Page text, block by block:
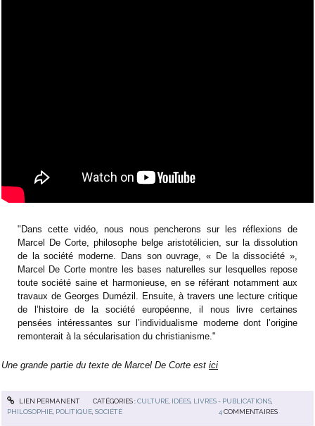
"Dans cette vidéo, nous nous pencherons sur les réflexions de
Marcel De Corte, philosophe belge aristotélicien, sur la dissolution
de la société moderne. Dans son ouvrage, « De la dissociété »,
Marcel De Corte montre les bases naturelles sur lesquelles repose
toute société saine et harmonieuse, en se référant notamment aux
travaux de Georges Dumézil. Ensuite, à travers une lecture critique
de l’histoire de la société européenne, il nous livre certaines
pensées intéressantes sur l’individualisme moderne dont l’origine
remonterait à la sécularisation du christianisme."
Une grande partie du texte de Marcel De Corte est ici
LIEN PERMANENT CATÉGORIES :CULTURE, IDÉES, LIVRES - PUBLICATIONS,
PHILOSOPHIE, POLITIQUE,SOCIÉTÉ 4 COMMENTAIRES